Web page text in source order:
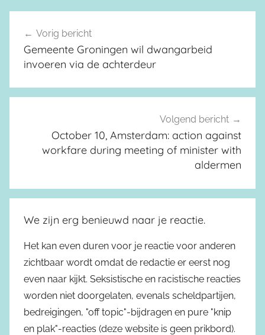
Berichtnavigatie
Vorig bericht
Gemeente Groningen wil dwangarbeid
invoeren via de achterdeur
Volgend bericht
October 10, Amsterdam: action against
workfare during meeting of minister with
aldermen
We zijn erg benieuwd naar je reactie.
Het kan even duren voor je reactie voor anderen
zichtbaar wordt omdat de redactie er eerst nog
even naar kijkt. Seksistische en racistische reacties
worden niet doorgelaten, evenals scheldpartijen,
bedreigingen, "off topic"-bijdragen en pure "knip
en plak"-reacties (deze website is geen prikbord).